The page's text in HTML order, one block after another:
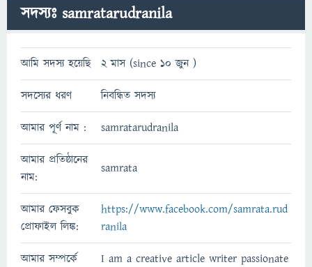
সদস্যঃ samratarudranila
আমি সদস্য হয়েছি 2 মাস (since 10 জুন )
সদস্যের ধরণ নিবন্ধিত সদস্য
আমার পূর্ণ নাম : samratarudranila
আমার প্রতিষ্ঠানের
নাম:
samrata
আমার ফেসবুক
প্রোফাইল লিঙ্ক:
https://www.facebook.com/samrata.rud
ranila
আমার সম্পর্কে
I am a creative article writer passionate